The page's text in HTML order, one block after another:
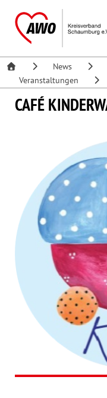
News
Veranstaltungen
CAFÉ